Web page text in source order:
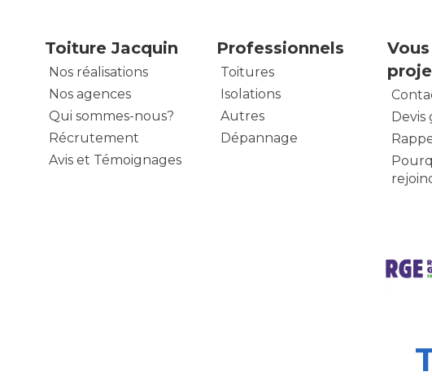
Toiture Jacquin
Nos réalisations
Nos agences
Qui sommes-nous?
Récrutement
Avis et Témoignages
Professionnels
Toitures
Isolations
Autres
Dépannage